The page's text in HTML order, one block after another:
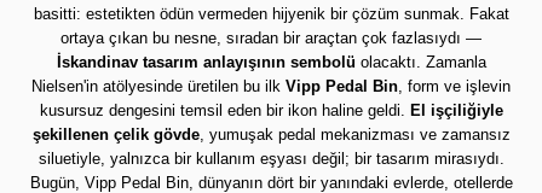
basitti: estetikten ödün vermeden hijyenik bir çözüm sunmak. Fakat
ortaya çıkan bu nesne, sıradan bir araçtan çok fazlasıydı —
İskandinav tasarım anlayışının sembolü olacaktı. Zamanla
Nielsen'in atölyesinde üretilen bu ilk Vipp Pedal Bin, form ve işlevin
kusursuz dengesini temsil eden bir ikon haline geldi. El işçiliğiyle
şekillenen çelik gövde, yumuşak pedal mekanizması ve zamansız
siluetiyle, yalnızca bir kullanım eşyası değil; bir tasarım mirasıydı.
Bugün, Vipp Pedal Bin, dünyanın dört bir yanındaki evlerde, otellerde